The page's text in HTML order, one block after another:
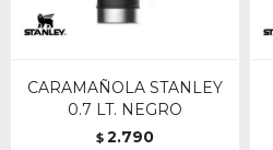
CARAMAÑOLA STANLEY
0.7 LT. NEGRO
$ 2.790